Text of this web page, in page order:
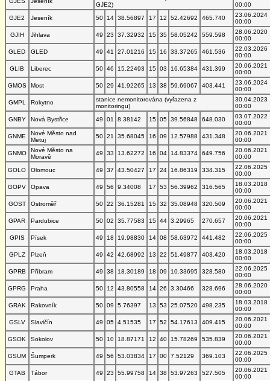
GJE2)
00:00
GJE2
Jeseník 50 14 38.56897 17 12 52.42692 465.740
23.06.2024
00:00
GJIH
Jihlava 49 23 37.32932 15 35 58.05242 559.598
28.06.2020
00:00
GLED
GLED 49 41 27.01216 15 16 33.37265 461.536
22.03.2026
00:00
GLIB
Liberec 50 46 15.22493 15 03 16.65384 431.399
20.06.2021
00:00
GMOS
Most 50 29 41.92265 13 38 59.69067 403.441
23.06.2024
00:00
GMPL
Rokytno
stanice nemonitorována (vyřazena z
monitoringu)
30.04.2023
00:00
GNBY
Nová Bystřice 49 01 8.38142 15 05 39.56848 648.030
03.07.2022
00:00
GNME
Nové Město nad
Metuj
50 21 35.68045 16 09 12.57988 431.348
20.06.2021
00:00
GNMO
Nové Město na
Moravě
49 33 13.62272 16 04 14.83374 649.756
20.06.2021
00:00
GOLO
Olomouc 49 37 43.50427 17 24 16.86319 334.315
22.06.2025
00:00
GOPV
Opava 49 56 9.34008 17 53 56.39962 316.565
18.03.2018
00:00
GOST
Ostroměř 50 22 36.15281 15 32 35.08948 320.509
20.06.2021
00:00
GPAR
Pardubice 50 02 35.77583 15 44 3.29965 270.657
20.06.2021
00:00
GPIS
Písek 49 18 19.98830 14 08 58.63972 441.482
22.06.2025
00:00
GPLZ
Plzeň 49 42 42.68992 13 22 51.49877 403.420
18.03.2018
00:00
GPRB
Příbram 49 38 18.30189 18 09 10.33695 328.580
22.06.2025
00:00
GPRG
Praha 50 12 43.80558 14 26 3.30466 328.696
28.06.2020
00:00
GRAK
Rakovník 50 09 5.76397 13 53 25.07520 498.235
18.03.2018
00:00
GSLV
Slavičín 49 05 4.51535 17 52 54.17613 409.415
20.06.2021
00:00
GSOK
Sokolov 50 10 18.87171 12 40 15.78269 535.839
20.06.2021
00:00
GSUM
Šumperk 49 56 53.03834 17 00 7.52129 369.103
22.06.2025
00:00
GTAB
Tábor 49 23 55.99758 14 38 53.97263 527.505
20.06.2021
00:00